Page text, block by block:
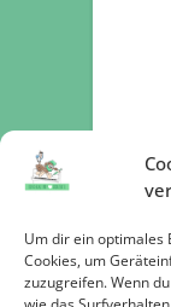
Um dir ein optimales
Cookies, um
zuzugreifen. Wenn